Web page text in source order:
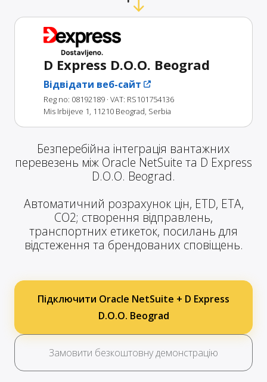
D Express D.O.O. Beograd
Відвідати веб-сайт
Reg no: 08192189 · VAT: RS101754136
Mis Irbijeve 1, 11210 Beograd, Serbia
Безперебійна інтеграція вантажних
перевезень між Oracle NetSuite та D Express
D.O.O. Beograd.
Автоматичний розрахунок цін, ETD, ETA,
CO2; створення відправлень,
транспортних етикеток, посилань для
відстеження та брендованих сповіщень.
Підключити Oracle NetSuite + D Express
D.O.O. Beograd
Замовити безкоштовну демонстрацію